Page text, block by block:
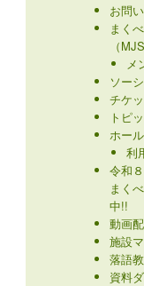
お問
まく
（MJS
メ
ソー
チケ
トピ
ホー
利
令和
まく
中!!
動画
施設
落語
資料